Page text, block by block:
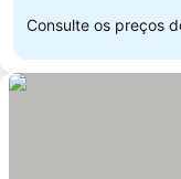
Consulte os preços